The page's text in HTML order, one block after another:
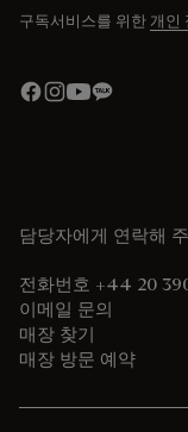
구독서비스를 위한 개인
담당자에게 연락해
전화번호 +44 20
이메일 문의
매장 찾기
매장 방문 예약